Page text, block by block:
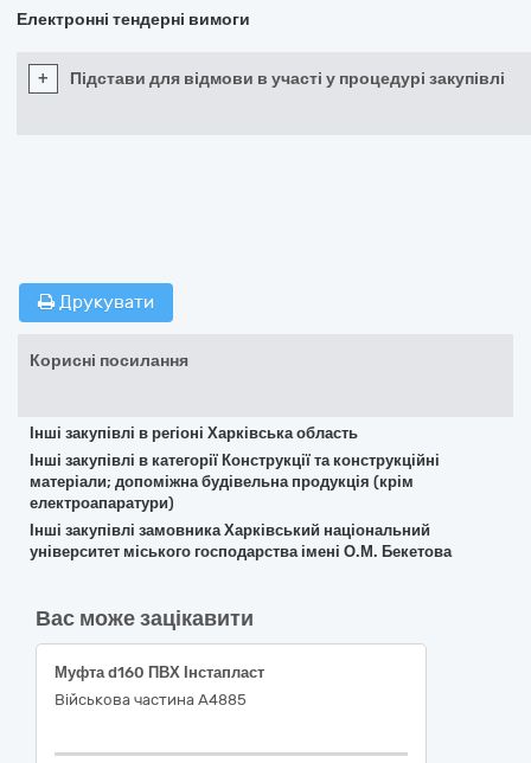
Електронні тендерні вимоги
+ Підстави для відмови в участі у процедурі закупівлі
Друкувати
Корисні посилання
Інші закупівлі в регіоні Харківська область
Інші закупівлі в категорії Конструкції та конструкційні
матеріали; допоміжна будівельна продукція (крім
електроапаратури)
Інші закупівлі замовника Харківський національний
університет міського господарства імені О.М. Бекетова
Вас може зацікавити
Муфта d160 ПВХ Інстапласт
Військова частина А4885